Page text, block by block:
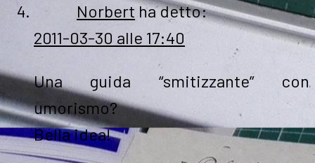
Norbert ha detto:
2011-03-30 alle 17:40
Una guida “smitizzante” con
umorismo?
Bella idea!